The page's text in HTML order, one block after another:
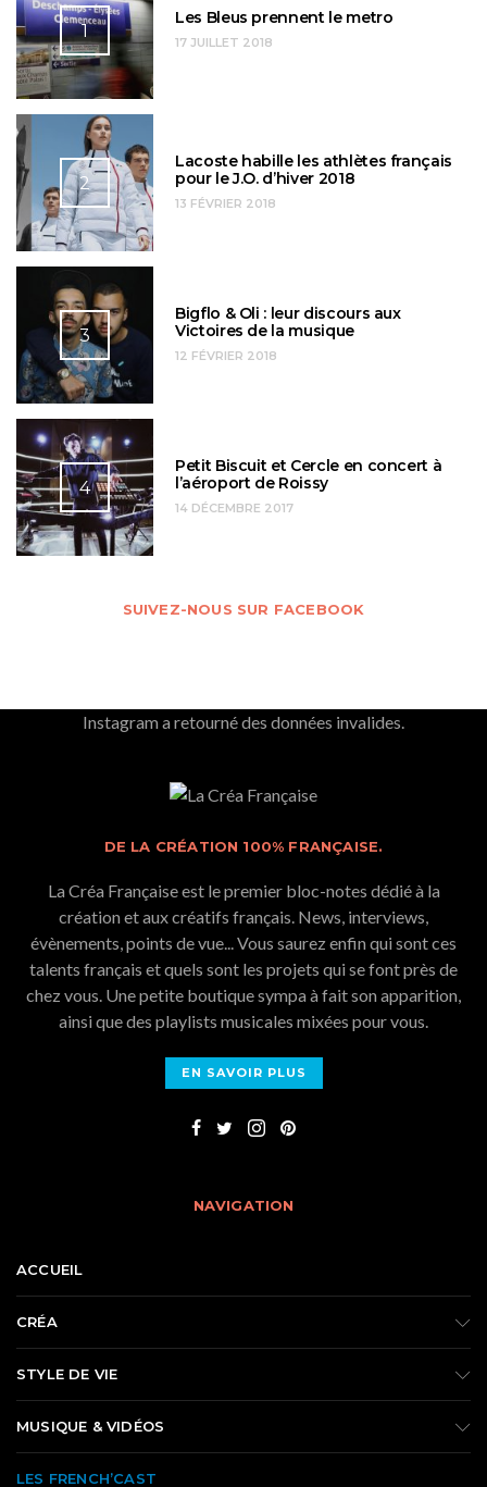
1
Les Bleus prennent le metro
17 JUILLET 2018
2
Lacoste habille les athlètes français
pour le J.O. d’hiver 2018
13 FÉVRIER 2018
3
Bigflo & Oli : leur discours aux
Victoires de la musique
12 FÉVRIER 2018
4
Petit Biscuit et Cercle en concert à
l’aéroport de Roissy
14 DÉCEMBRE 2017
SUIVEZ-NOUS SUR FACEBOOK
Instagram a retourné des données invalides.
DE LA CRÉATION 100% FRANÇAISE.
La Créa Française est le premier bloc-notes dédié à la
création et aux créatifs français. News, interviews,
évènements, points de vue... Vous saurez enfin qui sont ces
talents français et quels sont les projets qui se font près de
chez vous. Une petite boutique sympa à fait son apparition,
ainsi que des playlists musicales mixées pour vous.
EN SAVOIR PLUS
NAVIGATION
ACCUEIL
CRÉA
STYLE DE VIE
MUSIQUE & VIDÉOS
LES FRENCH’CAST